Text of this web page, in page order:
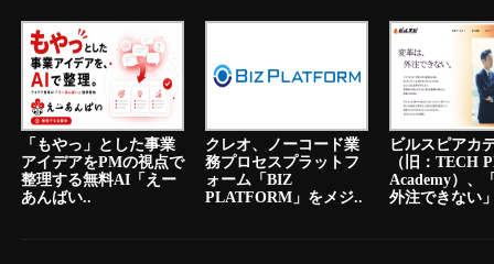
「もやっ」とした事業
アイデアをPMの視点で
整理する無料AI「えー
あんばい..
クレオ、ノーコード業
務プロセスプラットフ
ォーム「BIZ
PLATFORM」をメジ..
ビルスピアカ
（旧：TECH
Academy）、
外注できない